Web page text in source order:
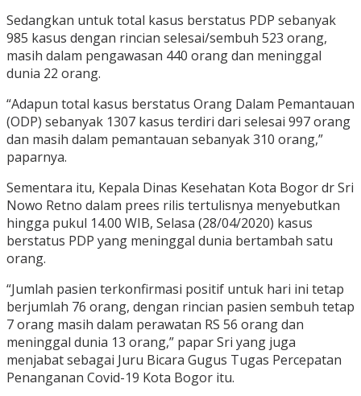
Sedangkan untuk total kasus berstatus PDP sebanyak
985 kasus dengan rincian selesai/sembuh 523 orang,
masih dalam pengawasan 440 orang dan meninggal
dunia 22 orang.
“Adapun total kasus berstatus Orang Dalam Pemantauan
(ODP) sebanyak 1307 kasus terdiri dari selesai 997 orang
dan masih dalam pemantauan sebanyak 310 orang,”
paparnya.
Sementara itu, Kepala Dinas Kesehatan Kota Bogor dr Sri
Nowo Retno dalam prees rilis tertulisnya menyebutkan
hingga pukul 14.00 WIB, Selasa (28/04/2020) kasus
berstatus PDP yang meninggal dunia bertambah satu
orang.
“Jumlah pasien terkonfirmasi positif untuk hari ini tetap
berjumlah 76 orang, dengan rincian pasien sembuh tetap
7 orang masih dalam perawatan RS 56 orang dan
meninggal dunia 13 orang,” papar Sri yang juga
menjabat sebagai Juru Bicara Gugus Tugas Percepatan
Penanganan Covid-19 Kota Bogor itu.